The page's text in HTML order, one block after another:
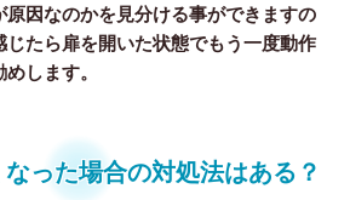
原因なのかを見分ける事ができますの
たら扉を開いた状態でもう一度動作
します。
った場合の対処法はある？